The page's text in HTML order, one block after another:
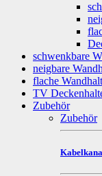
schwenkbare
neigbare
flache
TV
Zubehör
Zubehör